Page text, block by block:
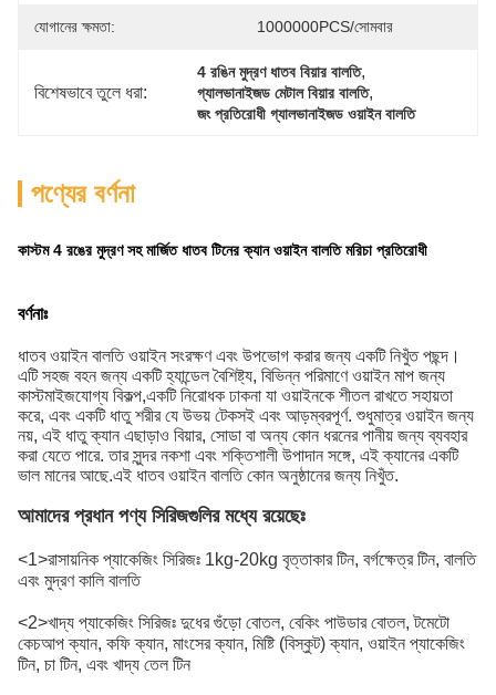
যোগানের ক্ষমতা: 1000000PCS/সোমবার
বিশেষভাবে তুলে ধরা:
4 রঙিন মুদ্রণ ধাতব বিয়ার বালতি,
গ্যালভানাইজড মেটাল বিয়ার বালতি,
জং প্রতিরোধী গ্যালভানাইজড ওয়াইন বালতি
পণ্যের বর্ণনা
কাস্টম 4 রঙের মুদ্রণ সহ মার্জিত ধাতব টিনের ক্যান ওয়াইন বালতি মরিচা প্রতিরোধী
বর্ণনাঃ
ধাতব ওয়াইন বালতি ওয়াইন সংরক্ষণ এবং উপভোগ করার জন্য একটি নিখুঁত পছন্দ।
এটি সহজ বহন জন্য একটি হ্যান্ডেল বৈশিষ্ট্য, বিভিন্ন পরিমাণে ওয়াইন মাপ জন্য
কাস্টমাইজযোগ্য বিকল্প,একটি নিরোধক ঢাকনা যা ওয়াইনকে শীতল রাখতে সহায়তা
করে, এবং একটি ধাতু শরীর যে উভয় টেকসই এবং আড়ম্বরপূর্ণ. শুধুমাত্র ওয়াইন জন্য
নয়, এই ধাতু ক্যান এছাড়াও বিয়ার, সোডা বা অন্য কোন ধরনের পানীয় জন্য ব্যবহার
করা যেতে পারে. তার সুন্দর নকশা এবং শক্তিশালী উপাদান সঙ্গে, এই ক্যানের একটি
ভাল মানের আছে.এই ধাতব ওয়াইন বালতি কোন অনুষ্ঠানের জন্য নিখুঁত.
আমাদের প্রধান পণ্য সিরিজগুলির মধ্যে রয়েছেঃ
<1>রাসায়নিক প্যাকেজিং সিরিজঃ 1kg-20kg বৃত্তাকার টিন, বর্গক্ষেত্র টিন, বালতি
এবং মুদ্রণ কালি বালতি
<2>খাদ্য প্যাকেজিং সিরিজঃ দুধের গুঁড়ো বোতল, বেকিং পাউডার বোতল, টমেটো
কেচআপ ক্যান, কফি ক্যান, মাংসের ক্যান, মিষ্টি (বিস্কুট) ক্যান, ওয়াইন প্যাকেজিং
টিন, চা টিন, এবং খাদ্য তেল টিন